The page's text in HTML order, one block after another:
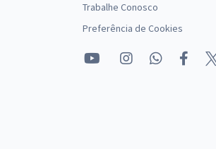
Trabalhe Conosco
Preferência de Cookies